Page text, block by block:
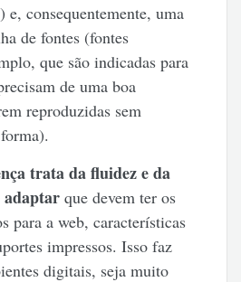
consequentemente, uma
de fontes (fontes
que são indicadas para
de uma boa
reproduzidas sem
trata da fluidez e da
adaptar que devem ter os
para a web, características
impressos. Isso faz
digitais, seja muito